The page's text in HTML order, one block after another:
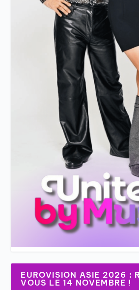
EUROVISION ASIE 2026 :
VOUS LE 14 NOVEMBRE !